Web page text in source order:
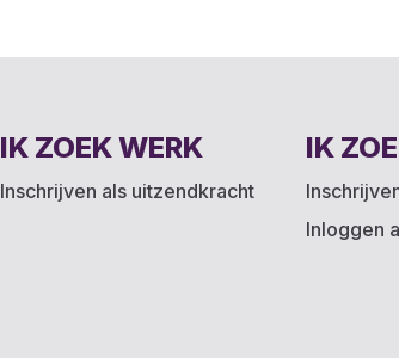
IK ZOEK WERK
Inschrijven als uitzendkracht
IK
Inloggen